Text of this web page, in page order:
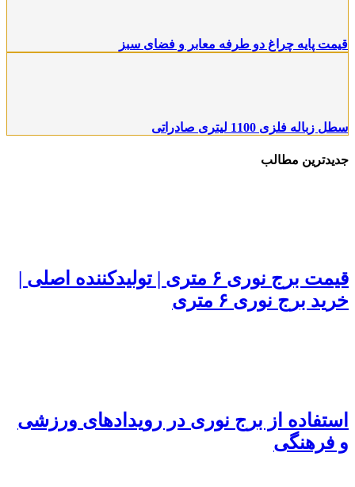
قیمت پایه چراغ دو طرفه معابر و فضای سبز
سطل زباله فلزی 1100 لیتری صادراتی
جدیدترین مطالب
قیمت برج نوری ۶ متری | تولیدکننده اصلی |
خرید برج نوری ۶ متری
استفاده از برج نوری در رویدادهای ورزشی
و فرهنگی